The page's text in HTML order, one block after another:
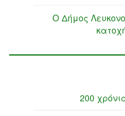
Ο Δήμος
200